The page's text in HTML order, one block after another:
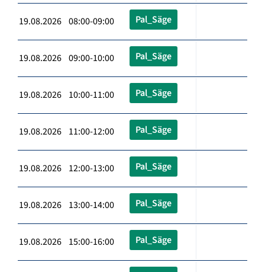
19.08.2026 08:00-09:00 Pal_Säge
19.08.2026 09:00-10:00 Pal_Säge
19.08.2026 10:00-11:00 Pal_Säge
19.08.2026 11:00-12:00 Pal_Säge
19.08.2026 12:00-13:00 Pal_Säge
19.08.2026 13:00-14:00 Pal_Säge
19.08.2026 15:00-16:00 Pal_Säge